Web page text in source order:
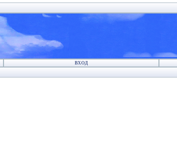
ВХОД